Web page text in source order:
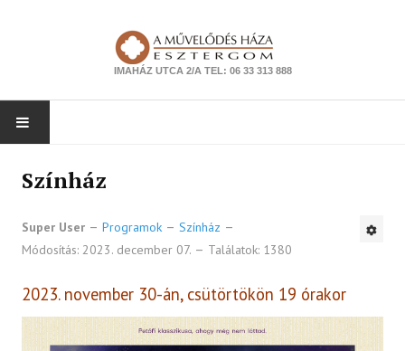
IMAHÁZ UTCA 2/A TEL: 06 33 313 888
Színház
Zene
Kiállítás
Színház
Super User Programok
Színház
Módosítás: 2023. december 07.
Találatok: 1380
2023. november 30-án, csütörtökön 19 órakor